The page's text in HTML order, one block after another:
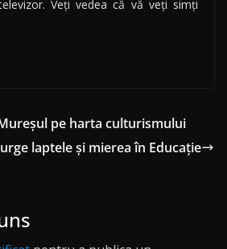
Veți vedea că vă veți simți
pe harta culturismului
laptele și mierea în Educație